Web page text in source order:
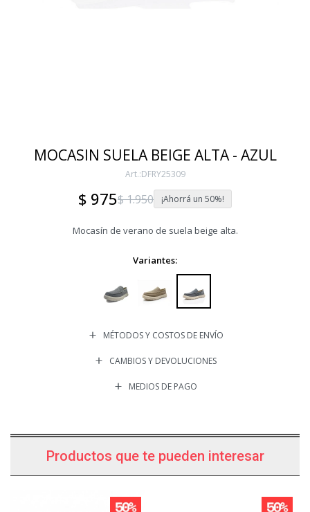
MOCASIN SUELA BEIGE ALTA - AZUL
DFRY25309
$ 975$1.950 50
Mocasín de verano de suela beige alta.
Variantes:
MÉTODOS Y COSTOS DE ENVÍO
CAMBIOS Y DEVOLUCIONES
MEDIOS DE PAGO
Productos que te pueden interesar